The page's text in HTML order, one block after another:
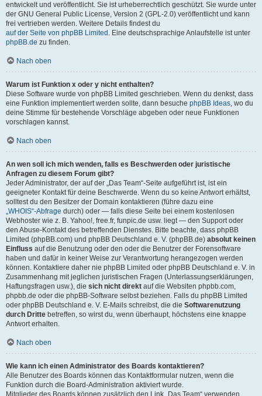
entwickelt und veröffentlicht. Sie ist urheberrechtlich geschützt. Sie wurde unter
der GNU General Public License, Version 2 (GPL-2.0) veröffentlicht und kann
frei vertrieben werden. Weitere Details findest du
auf der Seite von phpBB Limited . Eine deutschsprachige Anlaufstelle ist unter
phpBB.de zu finden.
Nach oben
Warum ist Funktion x oder y nicht enthalten?
Diese Software wurde von phpBB Limited geschrieben. Wenn du denkst, dass
eine Funktion implementiert werden sollte, dann besuche phpBB Ideas, wo du
deine Stimme für bestehende Vorschläge abgeben oder neue Funktionen
vorschlagen kannst.
Nach oben
An wen soll ich mich wenden, falls es Beschwerden oder juristische
Anfragen zu diesem Forum gibt?
Jeder Administrator, der auf der „Das Team“-Seite aufgeführt ist, ist ein
geeigneter Kontakt für deine Beschwerde. Wenn du so keine Antwort erhältst,
solltest du den Besitzer der Domain kontaktieren (führe dazu eine
„WHOIS“-Abfrage durch) oder — falls diese Seite bei einem kostenlosen
Webhoster wie z. B. Yahoo!, free.fr, funpic.de usw. liegt — den Support oder
den Abuse-Kontakt des betreffenden Dienstes. Bitte beachte, dass phpBB
Limited (phpBB.com) und phpBB Deutschland e. V. (phpBB.de) absolut keinen
Einfluss auf die Benutzung oder den oder die Benutzer der Forensoftware
haben und dafür in keiner Weise zur Verantwortung herangezogen werden
können. Kontaktiere daher nie phpBB Limited oder phpBB Deutschland e. V. in
Zusammenhang mit jeglichen juristischen Fragen (Unterlassungserklärungen,
Haftungsfragen usw.), die sich nicht direkt auf die Websiten phpbb.com,
phpbb.de oder die phpBB-Software selbst beziehen. Falls du phpBB Limited
oder phpBB Deutschland e. V. E-Mails schreibst, die die Softwarenutzung
durch Dritte betreffen, so wirst du, wenn überhaupt, höchstens eine knappe
Antwort erhalten.
Nach oben
Wie kann ich einen Administrator des Boards kontaktieren?
Alle Benutzer des Boards können das Kontaktformular nutzen, wenn die
Funktion durch die Board-Administration aktiviert wurde.
Mitglieder des Boards können zusätzlich den Link „Das Team“ verwenden.